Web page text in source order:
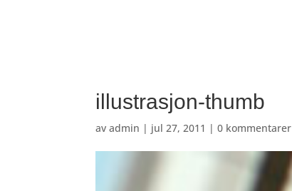
illustrasjon-thumb
avadmin | jul 27, 2011 |0 kommentarer